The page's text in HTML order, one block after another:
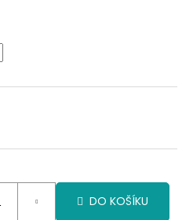
DO KOŠÍKU